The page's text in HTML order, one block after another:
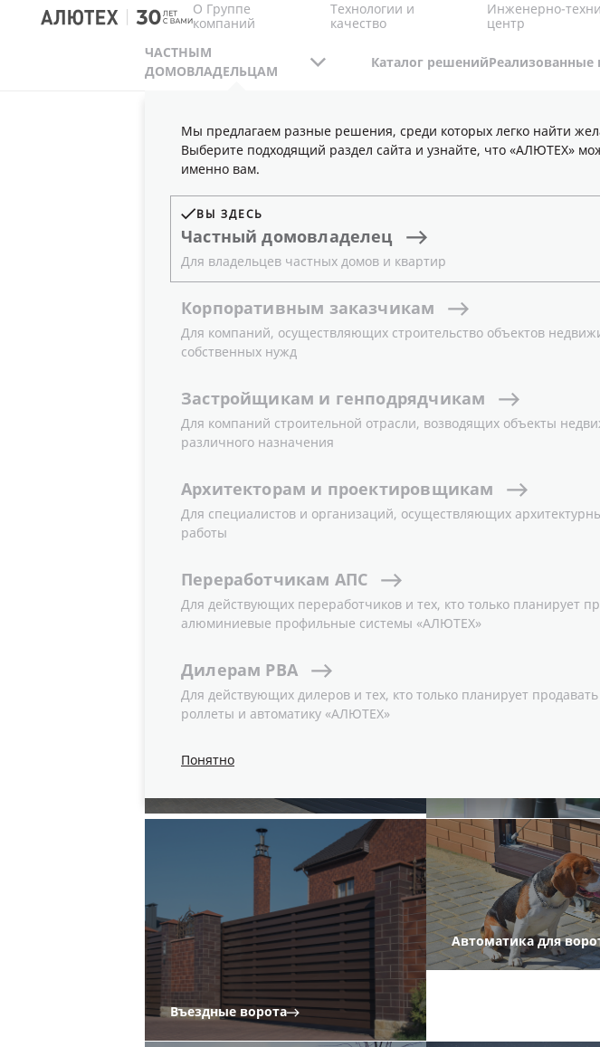
О Группе
компаний
Технологии и
качество
Инженерно-
центр
ЧАСТНЫМ
ДОМОВЛАДЕЛЬЦАМ
Мы предлагаем разные решения, среди которых легко найти
Выберите подходящий раздел сайта и узнайте, что «АЛЮТЕХ»
именно вам.
ВЫ ЗДЕСЬ
Частный домовладелец
Для владельцев частных домов и квартир
Корпоративным заказчикам
Для компаний, осуществляющих строительство объектов
собственных нужд
Застройщикам и генподрядчикам
Для компаний строительной отрасли, возводящих объекты
различного назначения
Архитекторам и проектировщикам
Для специалистов и организаций, осуществляющих
работы
Переработчикам АПС
Для действующих переработчиков и тех, кто только планирует
алюминиевые профильные системы «АЛЮТЕХ»
Дилерам РВА
Для действующих дилеров и тех, кто только планирует
роллеты и автоматику «АЛЮТЕХ»
Понятно
Каталог решенийРеализованные
ЧАСТНЫМ ДОМОВЛАДЕЛЬЦАМ ПОДДЕРЖКА ДОКУМЕНТАЦИЯ
ДОКУМЕНТЫ И
В данном разделе собраны актуальные сертификаты качества
испытаний, инструкции по монтажу и многое другое. Чтобы
категорию продукции.
Въездные ворота
Автоматика для